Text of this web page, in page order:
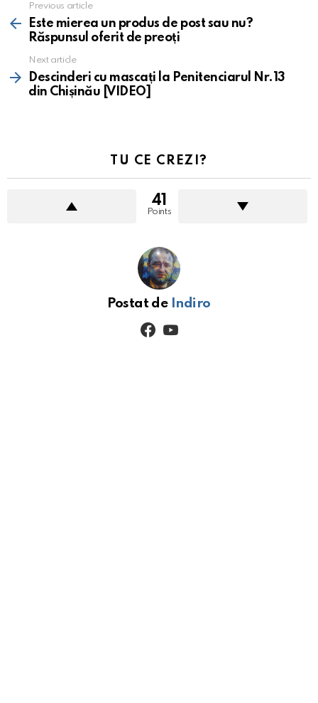
more
Previous article
Este mierea un produs de post sau nu?
Răspunsul oferit de preoți
Next article
Descinderi cu mascați la Penitenciarul Nr.13
din Chișinău [VIDEO]
TU CE CREZI?
41
Points
Postat de Indiro